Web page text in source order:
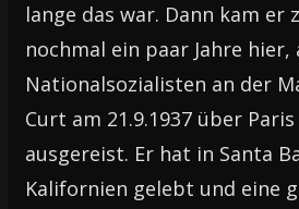
lange das war. Dann kam er
nochmal ein paar Jahre
Nationalsozialisten an der
Curt am 21.9.1937 über Paris
ausgereist. Er hat in Santa
Kalifornien gelebt und eine